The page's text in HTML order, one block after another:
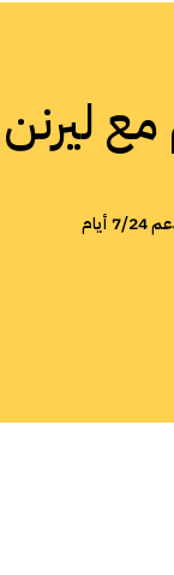
مع
24 أيام